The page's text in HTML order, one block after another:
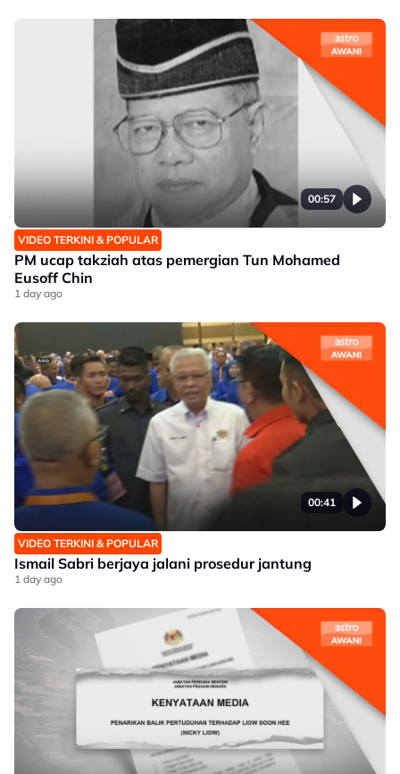
00:57
VIDEO TERKINI & POPULAR
PM ucap takziah atas pemergian Tun Mohamed
Eusoff Chin
1 day ago
00:41
VIDEO TERKINI & POPULAR
Ismail Sabri berjaya jalani prosedur jantung
1 day ago